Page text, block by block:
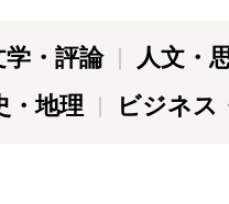
学・評論 人文・
・地理
ビジネス